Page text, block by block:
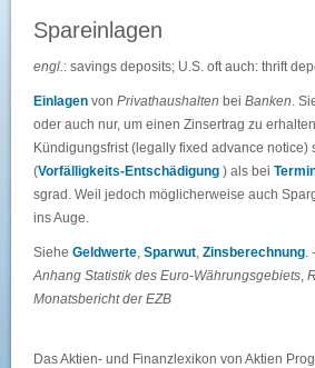
Spareinlagen
engl.: savings deposits; U.S. oft auch: thrift
Einlagen von Privathaushalten bei Banken.
oder auch nur, um einen Zinsertrag zu
Kündigungsfrist (legally fixed advance
(Vorfälligkeits-Entschädigung ) als bei
sgrad. Weil jedoch möglicherweise auch
ins Auge.
Siehe Geldwerte, Sparwut, Zinsberechnung.
Anhang Statistik des Euro-Währungsgebiets,
Monatsbericht der EZB
Das Aktien- und Finanzlexikon von Aktien